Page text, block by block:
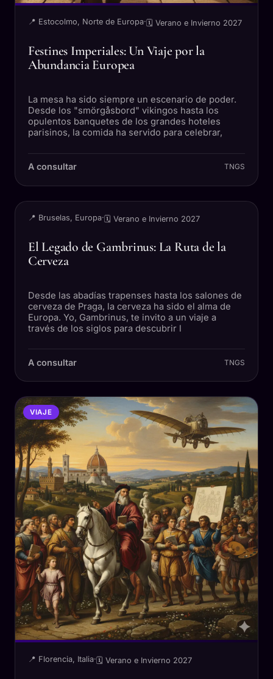
📍 Estocolmo, Norte de Europa· 🗓 Verano e Invierno 2027
Festines Imperiales: Un Viaje por la
Abundancia Europea
La mesa ha sido siempre un escenario de poder.
Desde los "smörgåsbord" vikingos hasta los
opulentos banquetes de los grandes hoteles
parisinos, la comida ha servido para celebrar,
A consultar TNGS
VIAJE
📍 Bruselas, Europa· 🗓 Verano e Invierno 2027
El Legado de Gambrinus: La Ruta de la
Cerveza
Desde las abadías trapenses hasta los salones de
cerveza de Praga, la cerveza ha sido el alma de
Europa. Yo, Gambrinus, te invito a un viaje a
través de los siglos para descubrir l
A consultar TNGS
VIAJE
📍 Florencia, Italia·🗓 Verano e Invierno 2027